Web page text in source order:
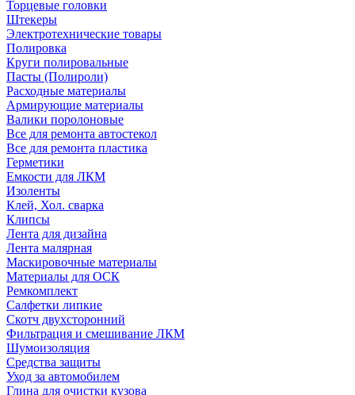
Торцевые головки
Штекеры
Электротехнические товары
Полировка
Круги полировальные
Пасты (Полироли)
Расходные материалы
Армирующие материалы
Валики поролоновые
Все для ремонта автостекол
Все для ремонта пластика
Герметики
Емкости для ЛКМ
Изоленты
Клей, Хол. сварка
Клипсы
Лента для дизайна
Лента малярная
Маскировочные материалы
Материалы для ОСК
Ремкомплект
Салфетки липкие
Скотч двухсторонний
Фильтрация и смешивание ЛКМ
Шумоизоляция
Средства защиты
Уход за автомобилем
Глина для очистки кузова